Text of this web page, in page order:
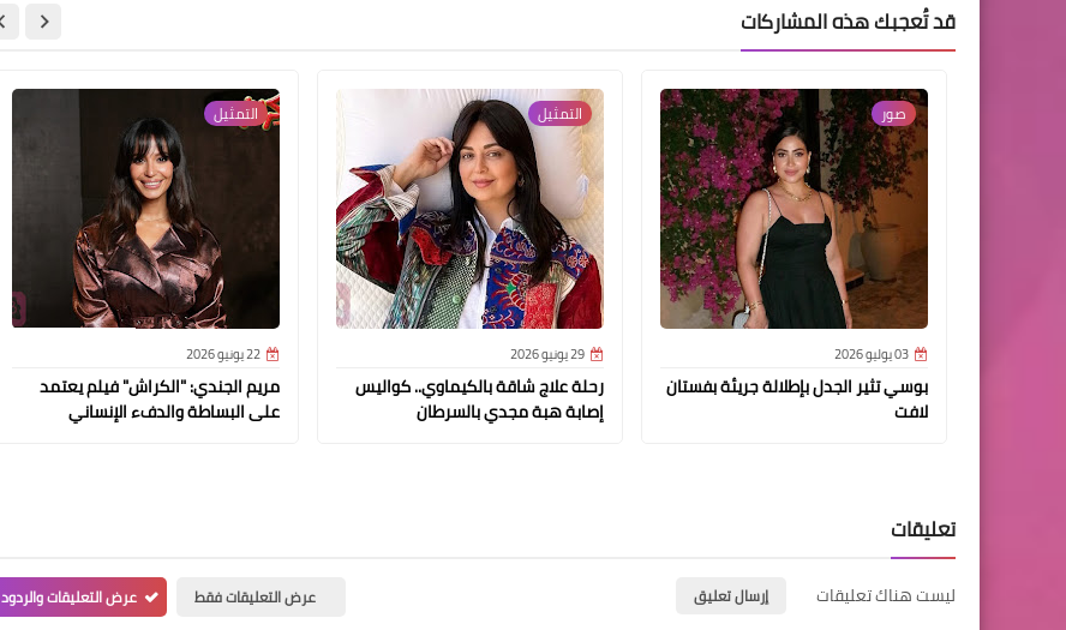
قد تُعجبك هذه المشاركات
صور
03 يوليو 2026
بوسي تثير الجدل بإطلالة جريئة بفستان
لافت
التمثيل
29 يونيو 2026
رحلة علاج شاقة بالكيماوي.. كواليس
إصابة هبة مجدي بالسرطان
التمثيل
22 يونيو 2026
مريم الجندي: "الكراش" فيلم يعتمد
على البساطة والدفء الإنساني
تعليقات
ليست هناك تعليقات إرسال تعليق عرض التعليقات فقط عرض التعليقات والردود